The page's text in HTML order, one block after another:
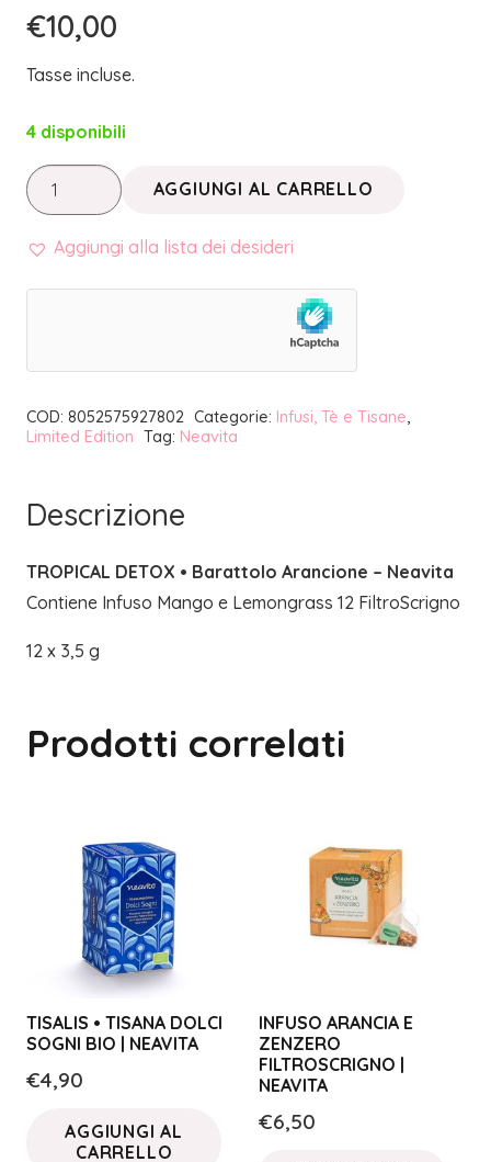
€10,00
Tasse incluse.
4 disponibili
TROPICAL
DETOX
•
AGGIUNGI AL CARRELLO
Aggiungi alla lista dei desideri
COD: 8052575927802 Categorie: Infusi, Tè e Tisane,
Limited Edition Tag: Neavita
Descrizione
TROPICAL DETOX • Barattolo Arancione – Neavita
Contiene Infuso Mango e Lemongrass 12 FiltroScrigno
12 x 3,5 g
Prodotti correlati
TISALIS • TISANA DOLCI
SOGNI BIO | NEAVITA
€4,90
AGGIUNGI AL
CARRELLO
INFUSO ARANCIA E
ZENZERO
FILTROSCRIGNO |
NEAVITA
€6,50